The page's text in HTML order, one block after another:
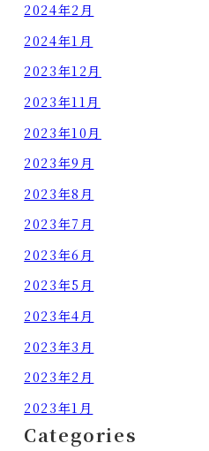
2024年2月
2024年1月
2023年12月
2023年11月
2023年10月
2023年9月
2023年8月
2023年7月
2023年6月
2023年5月
2023年4月
2023年3月
2023年2月
2023年1月
Categories